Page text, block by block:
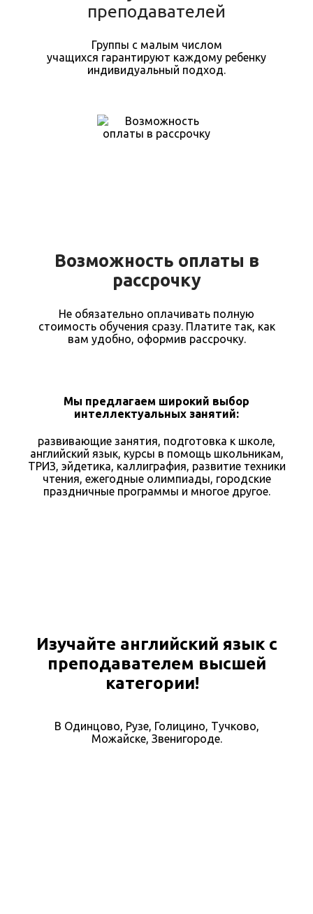
преподавателей
Группы с малым числом
учащихся гарантируют каждому ребенку
индивидуальный подход.
Возможность оплаты в
рассрочку
Не обязательно оплачивать полную
стоимость обучения сразу. Платите так, как
вам удобно, оформив рассрочку.
Мы предлагаем широкий выбор
интеллектуальных занятий:
развивающие занятия, подготовка к школе,
английский язык, курсы в помощь школьникам,
ТРИЗ, эйдетика, каллиграфия, развитие техники
чтения, ежегодные олимпиады, городские
праздничные программы и многое другое.
Изучайте английский язык с
преподавателем высшей
категории!
В Одинцово, Рузе, Голицино, Тучково,
Можайске, Звенигороде.